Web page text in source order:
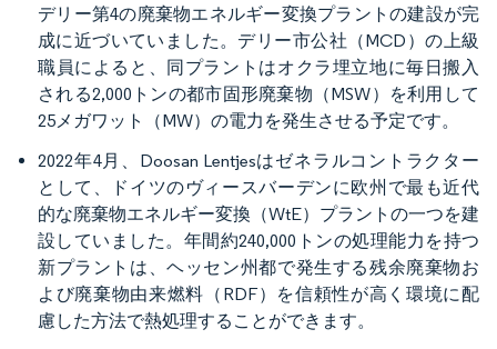
デリー第4の廃棄物エネルギー変換プラントの建設が完
成に近づいていました。デリー市公社（MCD）の上級
職員によると、同プラントはオクラ埋立地に毎日搬入
される2,000トンの都市固形廃棄物（MSW）を利用して
25メガワット（MW）の電力を発生させる予定です。
2022年4月、Doosan Lentjesはゼネラルコントラクター
として、ドイツのヴィースバーデンに欧州で最も近代
的な廃棄物エネルギー変換（WtE）プラントの一つを建
設していました。年間約240,000トンの処理能力を持つ
新プラントは、ヘッセン州都で発生する残余廃棄物お
よび廃棄物由来燃料（RDF）を信頼性が高く環境に配
慮した方法で熱処理することができます。